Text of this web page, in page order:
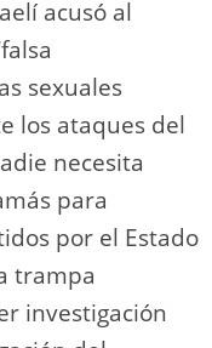
acusó al
sexuales
los ataques del
necesita
para
por el Estado
trampa
investigación